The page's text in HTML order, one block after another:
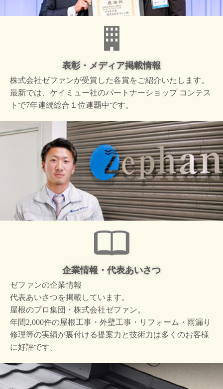
表彰・メディア掲載情報
株式会社ゼファンが受賞した各賞をご紹介いたします。
最新では、ケイミュー社のパートナーショップ コンテス
トで7年連続総合１位連覇中です。
企業情報・代表あいさつ
ゼファンの企業情報
代表あいさつを掲載しています。
屋根のプロ集団・株式会社ゼファン。
年間2,000件の屋根工事・外壁工事・リフォーム・雨漏り
修理等の実績が裏付ける提案力と技術力は多くのお客様
に好評です。